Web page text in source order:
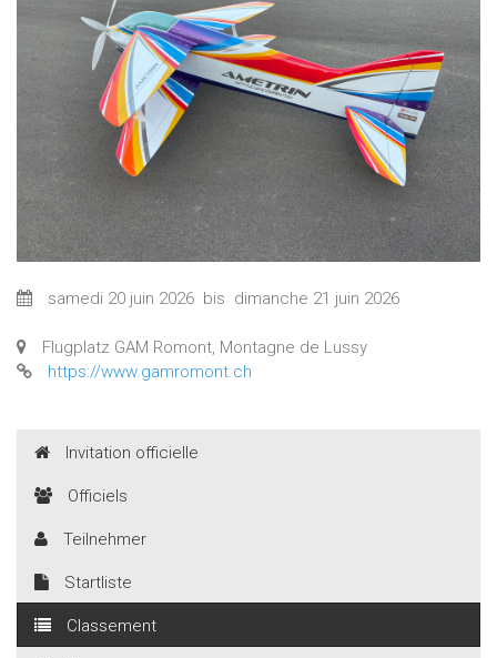
samedi 20 juin 2026 bis dimanche 21 juin 2026
Flugplatz GAM Romont, Montagne de Lussy
https://www.gamromont.ch
Invitation officielle
Officiels
Teilnehmer
Startliste
Classement